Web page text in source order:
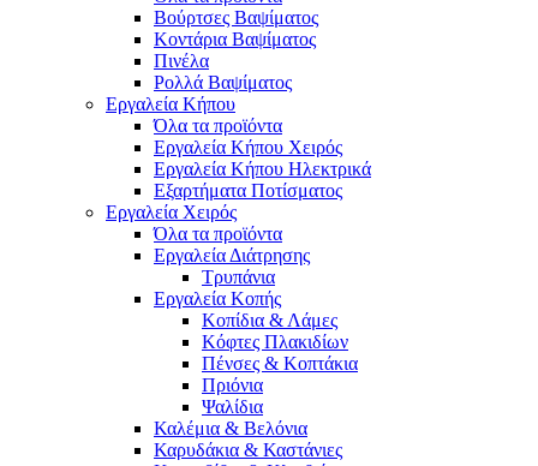
Βούρτσες Βαψίματος
Κοντάρια Βαψίματος
Πινέλα
Ρολλά Βαψίματος
Εργαλεία Κήπου
Όλα τα προϊόντα
Εργαλεία Κήπου Χειρός
Εργαλεία Κήπου Ηλεκτρικά
Εξαρτήματα Ποτίσματος
Εργαλεία Χειρός
Όλα τα προϊόντα
Εργαλεία Διάτρησης
Τρυπάνια
Εργαλεία Κοπής
Κοπίδια & Λάμες
Κόφτες Πλακιδίων
Πένσες & Κοπτάκια
Πριόνια
Ψαλίδια
Καλέμια & Βελόνια
Καρυδάκια & Καστάνιες